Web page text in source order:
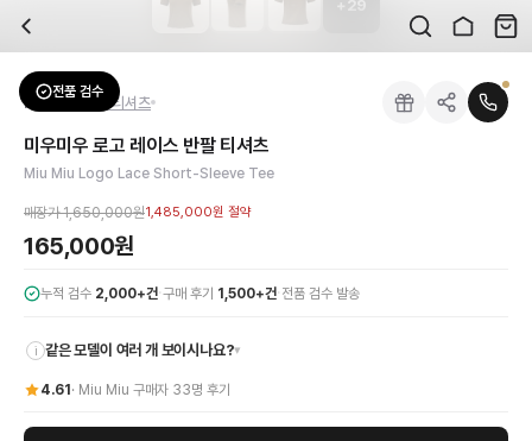
배송은 얼마나 걸리나요?
검수는 어떻게 진행되나요? 검수 사진을 받을 수 있나요?
전문 스태프가 실물 상품을 직접 확인한 후 검수 사진을 제공합니다. 가죽 재질,
교환이나 반품이 가능한가요?
수령 후 7일 이내 신청하시면 상품 하자, 사이즈 불일치, 고객 변심 모두 교환·반
쿠폰과 적립금을 함께 사용할 수 있나요?
네, 쿠폰과 적립금을 결제 시 함께 사용하실 수 있습니다. 적립금은 1,000원 이상
사이즈는 어떻게 선택하나요?
상품 상세의 사이즈 정보를 참고해 선택하시고, 사이즈 선택이 어려우시면 카카오
미우미우 로고 레이스 반팔 티셔츠
브랜드:
성별:여성
색상:브라운
가격:165,000원
미우미우 로고 레이스 반팔 티셔츠는 미우미우만의 젊고 개성 있는 감각을 완벽
미우미우 로고 레이스 반팔 티셔츠
29
전품 검수
Miu Miu 반팔 티셔츠
미우미우 로고 레이스 반팔 티셔츠
Miu Miu Logo Lace Short-Sleeve Tee
매장가1,650,000원1,485,000원 절약
165,000원
누적 검수 2,000+건·구매 후기 1,500+건· 전품 검수 발송
i 같은 모델이 여러 개 보이시나요?▾
4.61 · Miu Miu 구매자 33명 후기